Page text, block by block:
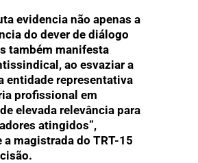
evidencia não apenas a
do dever de diálogo
também manifesta
ao esvaziar a
entidade representativa
profissional em
elevada relevância para
atingidos”,
a magistrada do TRT-15